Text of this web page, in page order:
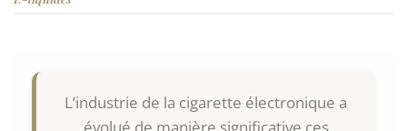
L’industrie de la cigarette électronique a